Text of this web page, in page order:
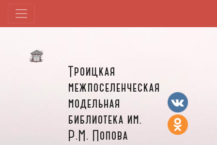
Троицкая
межпоселенческая
модельная
библиотека им.
Р.М. Попова